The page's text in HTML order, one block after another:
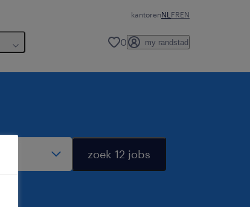
kantorenNL FREN
0 my randstad
zoek 12 jobs